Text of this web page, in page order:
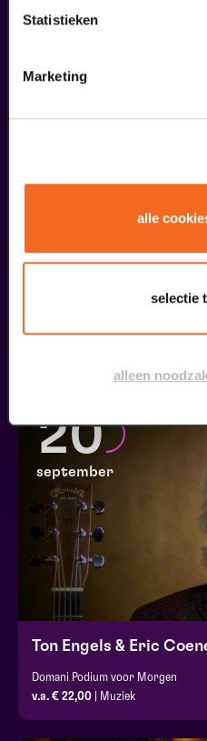
Statistieken
Marketing
alle
selectie
alleen
09
20
september
Ton Engels & Eric
Domani Podium voor Morgen
v.a. € 22,00 | Muziek